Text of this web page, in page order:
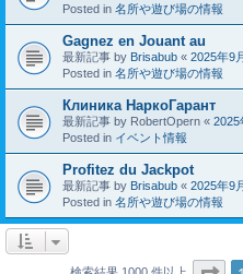
Posted in 名所や遊び場の情報
Gagnez en Jouant au
最新記事 by Brisabub « 2025年9
Posted in 名所や遊び場の情報
Клиника НаркоГарант
最新記事 by RobertOpern « 2025
Posted in イベント情報
Profitez du Jackpot
最新記事 by Brisabub « 2025年9
Posted in 名所や遊び場の情報
検索結果 1000 件以上